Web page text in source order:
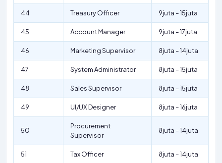
44 Treasury Officer 9juta – 15juta
45 Account Manager 9juta – 17juta
46 Marketing Supervisor 8juta – 14juta
47 System Administrator 8juta – 15juta
48 Sales Supervisor 8juta – 15juta
49 UI/UX Designer 8juta – 16juta
50
Procurement
Supervisor
8juta – 14juta
51 Tax Officer 8juta – 14juta